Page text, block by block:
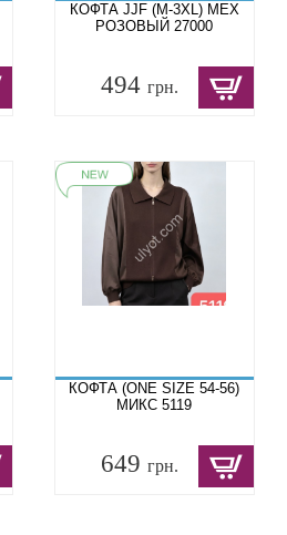
КОФТА JJF (M-3XL) МЕХ
РОЗОВЫЙ 27000
494грн.
КОФТА (ONE SIZE 54-56)
МИКС 5119
649грн.